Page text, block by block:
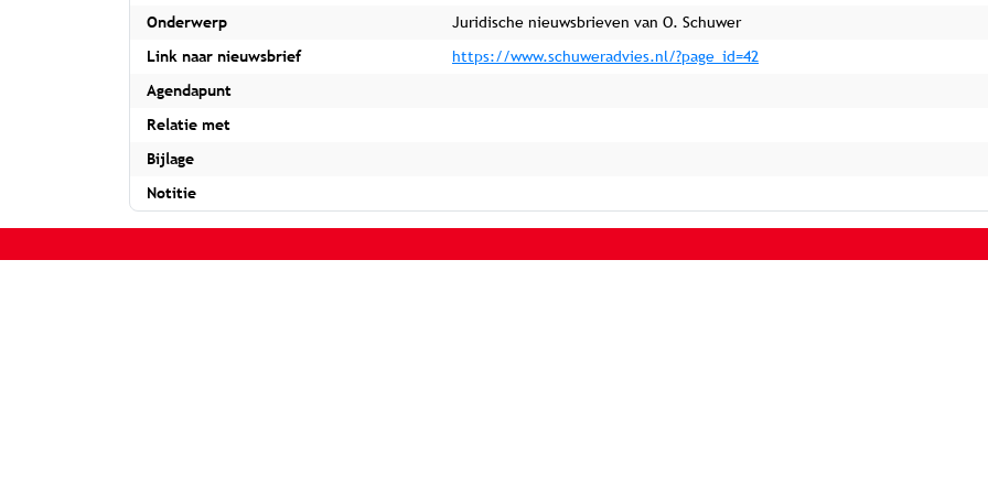
Onderwerp
Juridische nieuwsbrieven van O. Schuwer
Link naar nieuwsbrief
https://www.schuweradvies.nl/?page_id=42
Agendapunt
Relatie met
Bijlage
Notitie